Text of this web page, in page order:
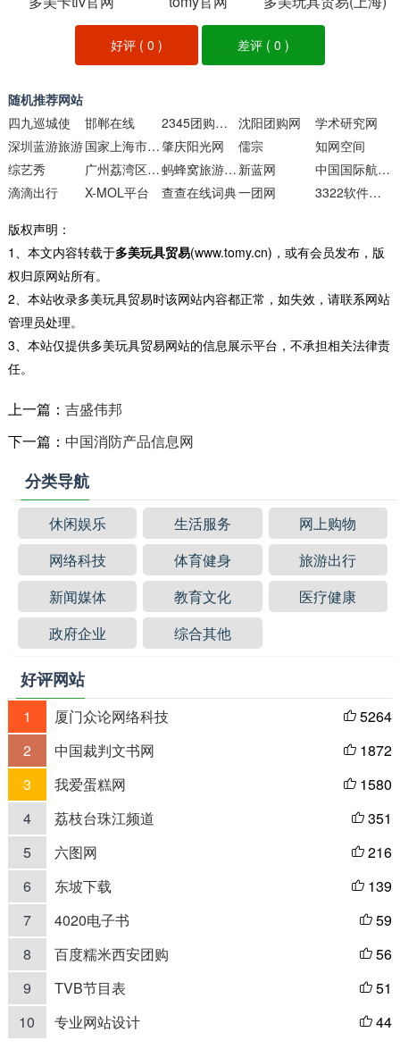
有限公司
好评 (0 ) 差评 ( 0 )
随机推荐网站
四九巡城使
邯郸在线 2345团购导航 沈阳团购网
学术研究网
深圳蓝游旅游
国家上海市电力公司肇庆阳光网 儒宗
知网空间
综艺秀
广州荔湾区肤康皮肤科医院 蚂蜂窝旅游攻略 新蓝网
中国国际航空公司
滴滴出行
X-MOL平台 查查在线词典一团网 3322软件下载站
版权声明：
1、本文内容转载于多美玩具贸易(www.tomy.cn)，或有会员发布，版
权归原网站所有。
2、本站收录多美玩具贸易时该网站内容都正常，如失效，请联系网站
管理员处理。
3、本站仅提供多美玩具贸易网站的信息展示平台，不承担相关法律责
任。
上一篇： 吉盛伟邦
下一篇： 中国消防产品信息网
分类导航
休闲娱乐 生活服务
网上购物
网络科技
体育健身
旅游出行
新闻媒体
教育文化
医疗健康
政府企业
综合其他
好评网站
1 厦门众论网络科技  5264
2
中国裁判文书网  1872
3
我爱蛋糕网  1580
4
荔枝台珠江频道  351
5
六图网  216
6
东坡下载  139
7
4020电子书  59
8
百度糯米西安团购  56
9
TVB节目表  51
10
专业网站设计  44